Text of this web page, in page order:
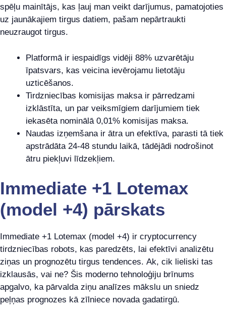
spēļu mainītājs, kas ļauj man veikt darījumus, pamatojoties
uz jaunākajiem tirgus datiem, pašam nepārtraukti
neuzraugot tirgus.
Platformā ir iespaidīgs vidēji 88% uzvarētāju
īpatsvars, kas veicina ievērojamu lietotāju
uzticēšanos.
Tirdzniecības komisijas maksa ir pārredzami
izklāstīta, un par veiksmīgiem darījumiem tiek
iekasēta nominālā 0,01% komisijas maksa.
Naudas izņemšana ir ātra un efektīva, parasti tā tiek
apstrādāta 24-48 stundu laikā, tādējādi nodrošinot
ātru piekļuvi līdzekļiem.
Immediate +1 Lotemax
(model +4) pārskats
Immediate +1 Lotemax (model +4) ir cryptocurrency
tirdzniecības robots, kas paredzēts, lai efektīvi analizētu
ziņas un prognozētu tirgus tendences. Ak, cik lieliski tas
izklausās, vai ne? Šis moderno tehnoloģiju brīnums
apgalvo, ka pārvalda ziņu analīzes mākslu un sniedz
peļņas prognozes kā zīlniece novada gadatirgū.